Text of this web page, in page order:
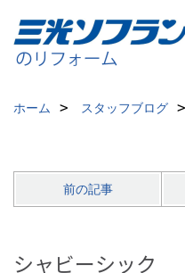
ホーム スタッフブログ
前の記事
シャビーシック